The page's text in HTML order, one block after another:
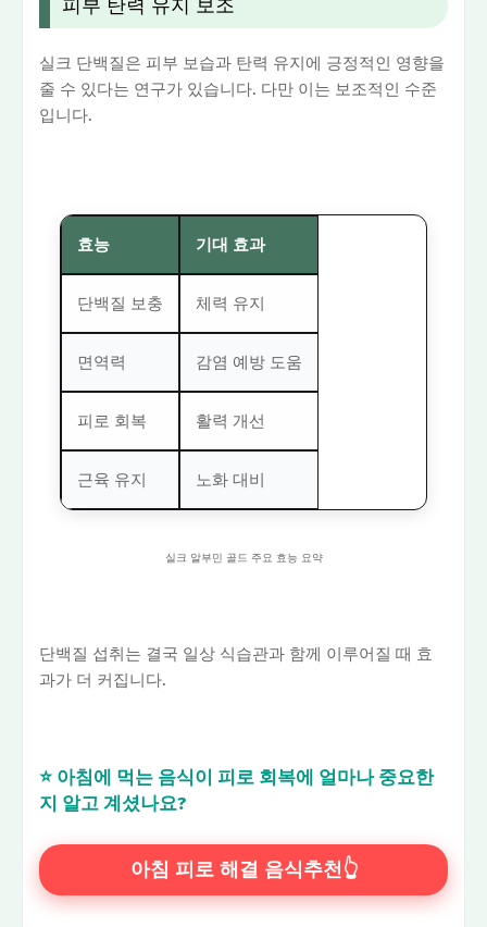
피부 탄력 유지 보조
실크 단백질은 피부 보습과 탄력 유지에 긍정적인 영향을
줄 수 있다는 연구가 있습니다. 다만 이는 보조적인 수준
입니다.
효능 기대 효과
단백질 보충 체력 유지
면역력 감염 예방 도움
피로 회복 활력 개선
근육 유지 노화 대비
실크 알부민 골드 주요 효능 요약
단백질 섭취는 결국 일상 식습관과 함께 이루어질 때 효
과가 더 커집니다.
⭐ 아침에 먹는 음식이 피로 회복에 얼마나 중요한
지 알고 계셨나요?
아침 피로 해결 음식추천👆